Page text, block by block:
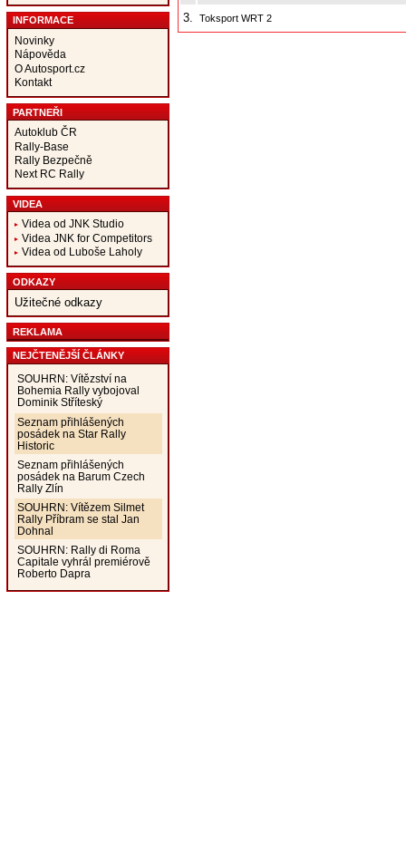
INFORMACE
Novinky
Nápověda
O Autosport.cz
Kontakt
PARTNEŘI
Autoklub ČR
Rally-Base
Rally Bezpečně
Next RC Rally
VIDEA
Videa od JNK Studio
Videa JNK for Competitors
Videa od Luboše Laholy
ODKAZY
Užitečné odkazy
REKLAMA
NEJČTENĚJŠÍ ČLÁNKY
SOUHRN: Vítězství na
Bohemia Rally vybojoval
Dominik Stříteský
Seznam přihlášených
posádek na Star Rally
Historic
Seznam přihlášených
posádek na Barum Czech
Rally Zlín
SOUHRN: Vítězem Silmet
Rally Příbram se stal Jan
Dohnal
SOUHRN: Rally di Roma
Capitale vyhrál premiérově
Roberto Dapra
3. Toksport WRT 2